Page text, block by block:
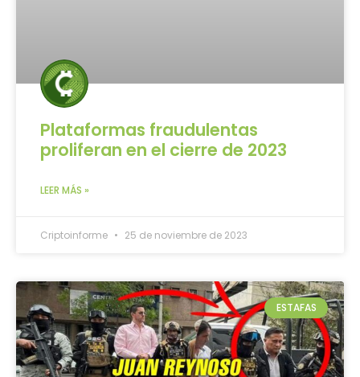
Plataformas fraudulentas
proliferan en el cierre de 2023
LEER MÁS »
Criptoinforme 25 de noviembre de 2023
ESTAFAS